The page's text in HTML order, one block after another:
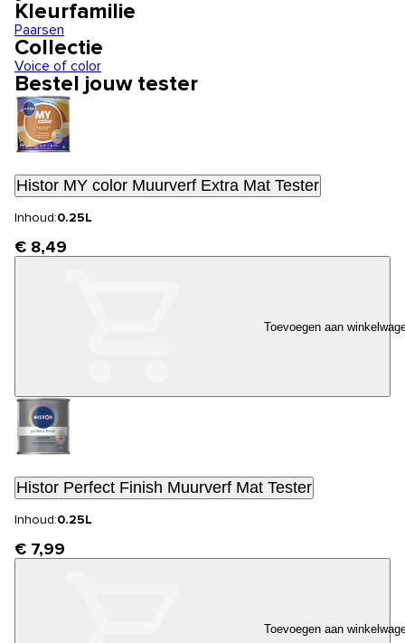
Kleurfamilie
Paarsen
Collectie
Voice of color
Bestel jouw tester
Histor MY color Muurverf Extra Mat Tester
Inhoud:0.25L
€ 8,49
Toevoegen aan
Histor Perfect Finish Muurverf Mat Tester
Inhoud:0.25L
€ 7,99
Toevoegen aan